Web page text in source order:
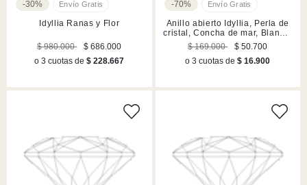
-30%
Idyllia Ranas y Flor
$ 980.000
$ 686.000
o 3 cuotas de$ 228.667
-70%
Anillo abierto Idyllia, Perla de
cristal, Concha de mar, Blanco,
Acabado en tono oro
$ 169.000
$ 50.700
o 3 cuotas de$ 16.900